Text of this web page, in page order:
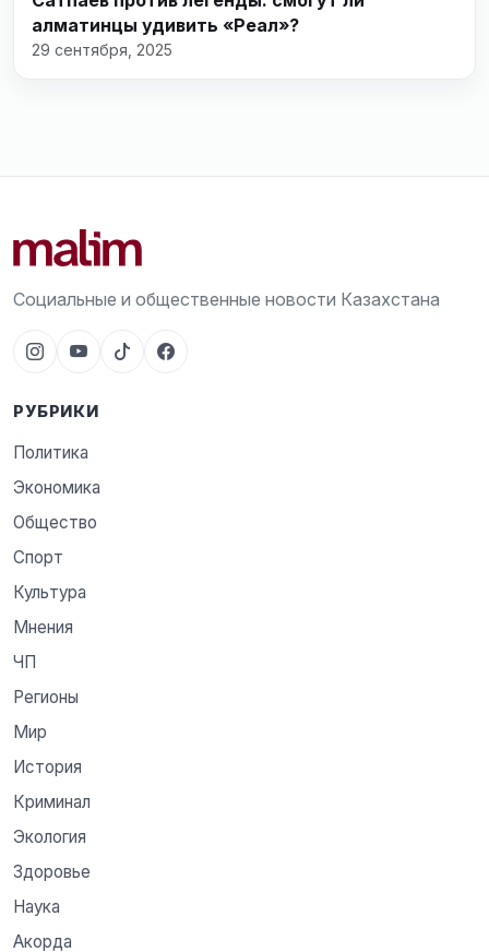
алматинцы удивить «Реал»?
29 сентября, 2025
Социальные и общественные новости Казахстана
РУБРИКИ
Политика
Экономика
Общество
Спорт
Культура
Мнения
ЧП
Регионы
Мир
История
Криминал
Экология
Здоровье
Наука
Акорда